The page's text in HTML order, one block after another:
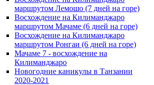
маршрутом Лемошо (7 дней на горе)
Восхождение на Килиманджаро
маршрутом Мачаме (6 дней на горе)
Восхождение на Килиманджаро
маршрутом Ронгаи (6 дней на горе)
Мачаме 7 - восхождение на
Килиманджаро
Новогодние каникулы в Танзании
2020-2021